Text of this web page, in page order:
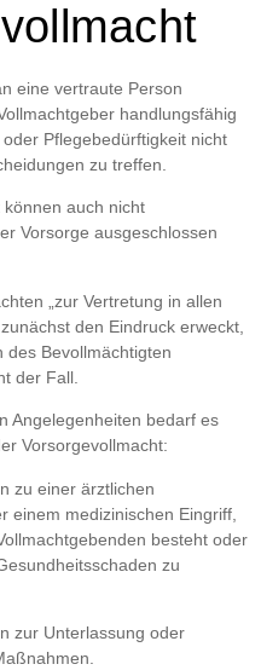
eine vertraute Person
handlungsfähig
Pflegebedürftigkeit nicht
zu treffen.
auch nicht
Vorsorge ausgeschlossen
„zur Vertretung in allen
den Eindruck erweckt,
des Bevollmächtigten
der Fall.
Angelegenheiten bedarf es
Vorsorgevollmacht:
zu einer ärztlichen
einem medizinischen Eingriff,
besteht oder
zu
zur Unterlassung oder